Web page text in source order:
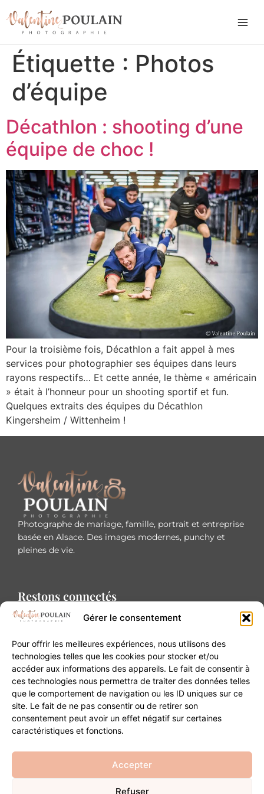
Gérer le consentement
Pour offrir les meilleures expériences, nous utilisons des
technologies telles que les cookies pour stocker et/ou
accéder aux informations des appareils. Le fait de consentir à
ces technologies nous permettra de traiter des données telles
que le comportement de navigation ou les ID uniques sur ce
site. Le fait de ne pas consentir ou de retirer son
consentement peut avoir un effet négatif sur certaines
caractéristiques et fonctions.
Accepter
Refuser
Étiquette : Photos
d’équipe
Décathlon : shooting d’une
équipe de choc !
Pour la troisième fois, Décathlon a fait appel à mes
services pour photographier ses équipes dans leurs
rayons respectifs… Et cette année, le thème « américain
» était à l’honneur pour un shooting sportif et fun.
Quelques extraits des équipes du Décathlon
Kingersheim / Wittenheim !
Photographe de mariage, famille, portrait et entreprise
basée en Alsace. Des images modernes, punchy et
pleines de vie.
Restons connectés
Contact
20B Grand Rue 68180 Horbourg-Wihr
06 84 93 03 01
contact@valentinepoulain.com